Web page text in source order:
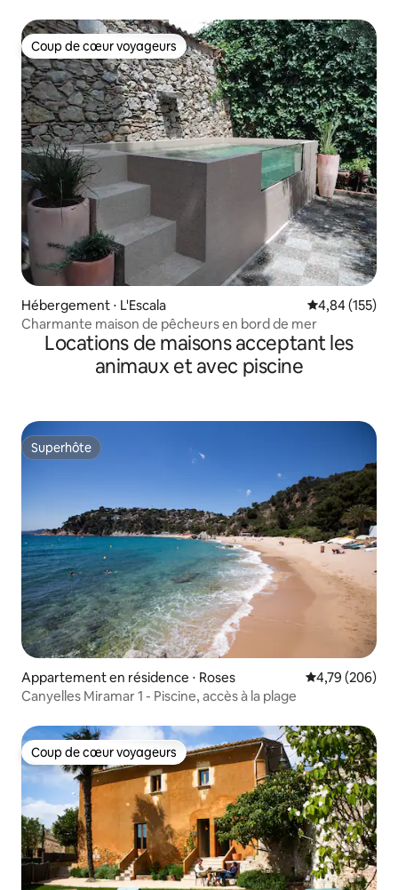
Coup de cœur voyageurs
Coup de cœur voyageurs
Hébergement ⋅ L'Escala Évaluation
4,84 (155)
Charmante maison de pêcheurs en bord de mer
Locations de maisons acceptant les
animaux et avec piscine
Superhôte
Superhôte
Appartement en résidence ⋅ Roses Évaluation
4,79 (206)
Canyelles Miramar 1 - Piscine, accès à la plage
Coup de cœur voyageurs
Coup de cœur voyageurs